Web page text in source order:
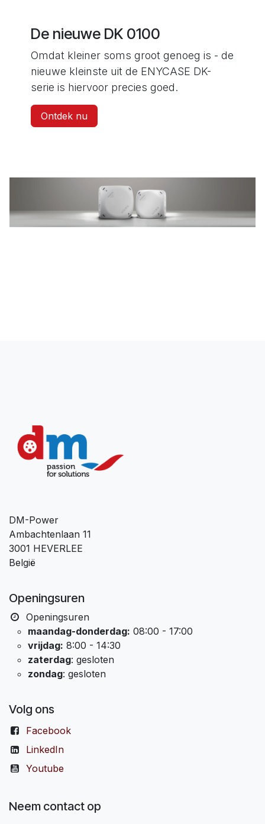
De nieuwe DK 0100
Omdat kleiner soms groot genoeg is - de
nieuwe kleinste uit de ENYCASE DK-
serie is hiervoor precies goed.
Ontdek nu
DM-Power
Ambachtenlaan 11
3001 HEVERLEE
België
Openingsuren
Openingsuren
maandag-donderdag: 08:00 - 17:00
vrijdag: 8:00 - 14:30
zaterdag: gesloten
zondag: gesloten
Volg ons
Facebook
LinkedIn
Youtube
Neem contact op